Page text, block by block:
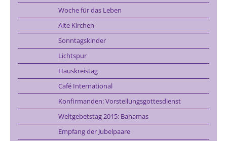
Woche für das Leben
Alte Kirchen
Sonntagskinder
Lichtspur
Hauskreistag
Café International
Konfirmanden: Vorstellungsgottesdienst
Weltgebetstag 2015: Bahamas
Empfang der Jubelpaare